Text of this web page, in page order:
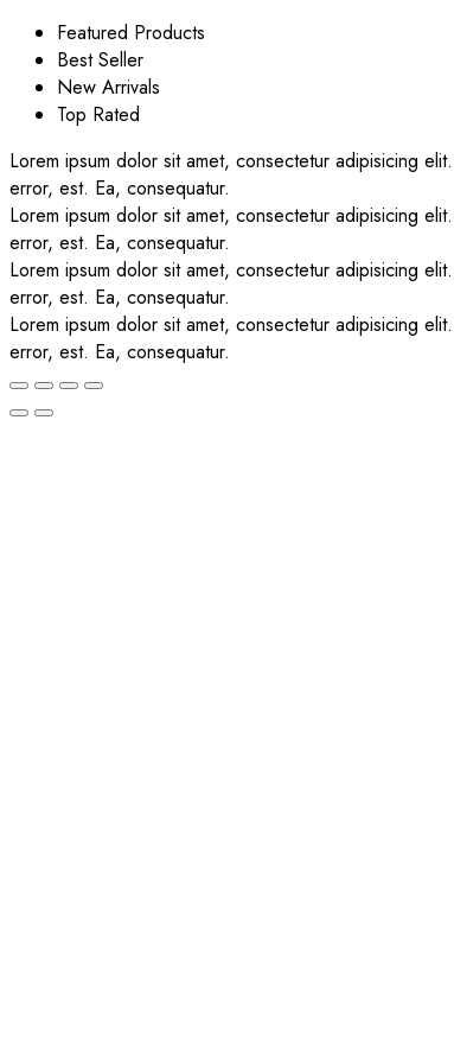
Featured Products
Best Seller
New Arrivals
Top Rated
Lorem ipsum dolor sit amet, consectetur adipisicing
error, est. Ea, consequatur.
Lorem ipsum dolor sit amet, consectetur adipisicing
error, est. Ea, consequatur.
Lorem ipsum dolor sit amet, consectetur adipisicing
error, est. Ea, consequatur.
Lorem ipsum dolor sit amet, consectetur adipisicing
error, est. Ea, consequatur.